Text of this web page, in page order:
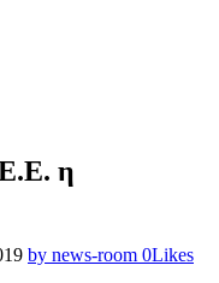
Ε.Ε. η
by news-room 0Likes